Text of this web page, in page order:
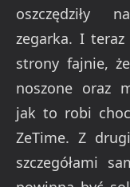
oszczędziły
zegarka. I
strony fajnie,
noszone oraz
jak to robi
ZeTime. Z
szczegółami